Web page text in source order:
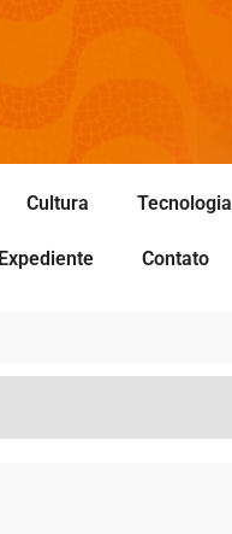
Cultura Tecnologia
Expediente Contato